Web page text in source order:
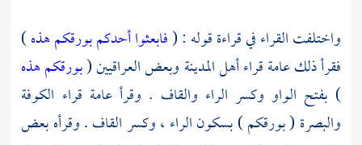
واختلفت القراء في قراءة قوله : (فابعثوا أحدكم بورقكم هذه)
فقرأ ذلك عامة قراءأهل المدينة وبعضالعراقيين(بورقكم هذه
) بفتح الواو وكسر الراء والقاف . وقرأ عامة قراء الكوفة
والبصرة ( بورقكم ) بسكون الراء ، وكسر القاف . وقرأه بعض